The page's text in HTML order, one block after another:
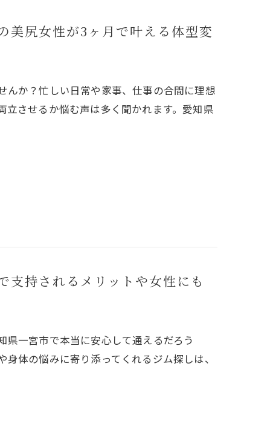
美尻女性が3ヶ月で叶える体型変
んか？忙しい日常や家事、仕事の合間に理想
させるか悩む声は多く聞かれます。愛知県
支持されるメリットや女性にも
一宮市で本当に安心して通えるだろう
体の悩みに寄り添ってくれるジム探しは、